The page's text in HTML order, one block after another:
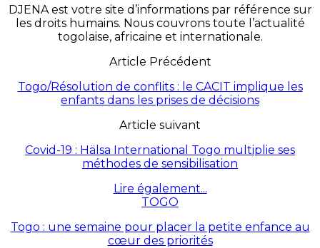
DJENA est votre site d’informations par référence sur
les droits humains. Nous couvrons toute l’actualité
togolaise, africaine et internationale.
Article Précédent
Togo/Résolution de conflits : le CACIT implique les
enfants dans les prises de décisions
Article suivant
Covid-19 : Hälsa International Togo multiplie ses
méthodes de sensibilisation
Lire également...
TOGO
Togo : une semaine pour placer la petite enfance au
cœur des priorités